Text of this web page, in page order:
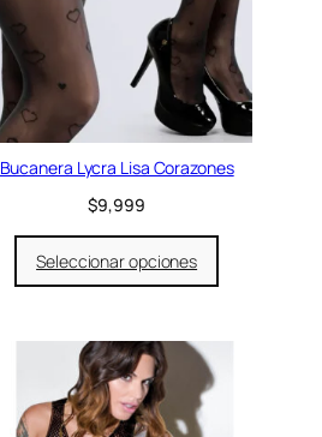
Bucanera Lycra Lisa Corazones
$9,999
Seleccionar opciones